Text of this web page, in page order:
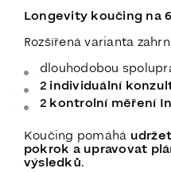
Longevity koučing na
Rozšířená varianta
dlouhodobou
2 individuální
2 kontrolní měření
Koučing pomáhá
pokrok a upravovat
výsledků.